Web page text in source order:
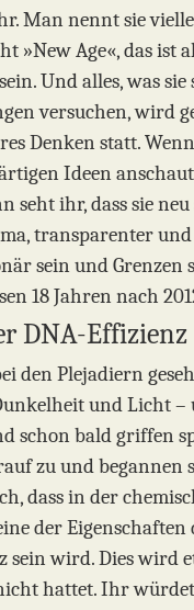
Man nennt sie
»New Age«, das ist
Und alles, was sie
versuchen, wird
Denken statt.
Ideen
seht ihr, dass sie
transparenter und
sein und Grenzen
18 Jahren nach
DNA-Effizienz
den Plejadiern
und Licht –
schon bald griffen
zu und begannen
dass in der
der
sein wird. Dies wird
hattet. Ihr